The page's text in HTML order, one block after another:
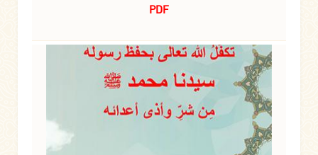
PDF